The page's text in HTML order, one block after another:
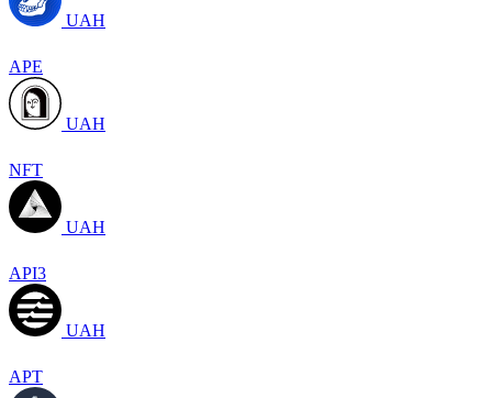
UAH
APE
UAH
NFT
UAH
API3
UAH
APT